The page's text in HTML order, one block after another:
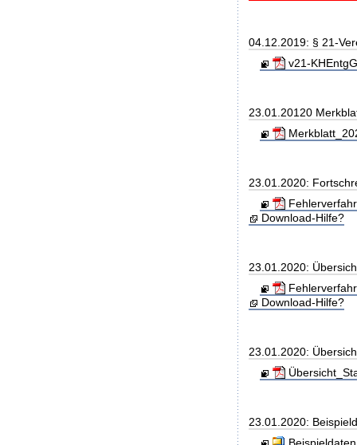
04.12.2019: § 21-
v21-
23.01.20120
23.01.2020:
Download-Hilfe?
23.01.2020:
Download-Hilfe?
23.01.2020:
23.01.2020: